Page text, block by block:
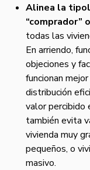
Alinea la
“comprador”
todas las
En arriendo,
objeciones y
funcionan
distribución
valor percibido
también evita
vivienda muy
pequeños, o
masivo.